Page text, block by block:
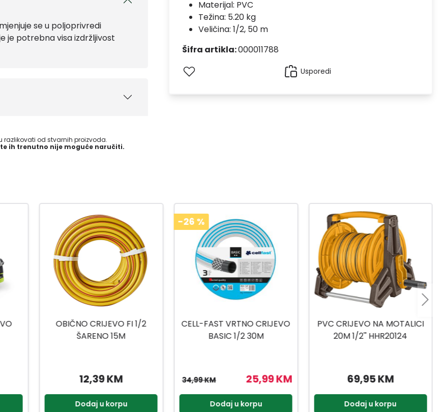
se u poljoprivredi
je potrebna visa izdržljivost
razlikovati od stvarnih proizvoda.
ih trenutno nije moguće naručiti.
Materijal: PVC
Težina: 5.20 kg
Veličina: 1/2, 50 m
Šifra artikla:000011788
Usporedi
2
%
CELL-FAST VRTNO CRIJEVO
BASIC 1/2 30M
25,99 KM
34,99 KM
Dodaj u korpu
PVC CRIJEVO NA MOTALICI
20M 1/2'' HHR20124
69,95 KM
Dodaj u korpu
CELL-FAST VRTNO CRIJEVO
GREEN 1/2 25M
52,99 KM
Dodaj u korpu